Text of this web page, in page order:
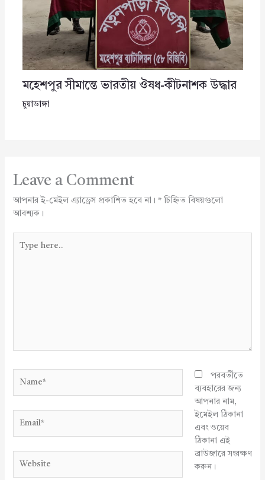
মহেশপুর সীমান্তে ভারতীয় ঔষধ-কীটনাশক উদ্ধার
চুয়াডাঙ্গা
Leave a Comment
আপনার ই-মেইল এ্যাড্রেস প্রকাশিত হবে না। *চিহ্নিত বিষয়গুলো
আবশ্যক।
here..
পরবর্তীতে
ব্যবহারের জন্য
আপনার নাম,
ইমেইল ঠিকানা
এবং ওয়েব
ঠিকানা এই
ব্রাউজারে সংরক্ষণ
করুন।